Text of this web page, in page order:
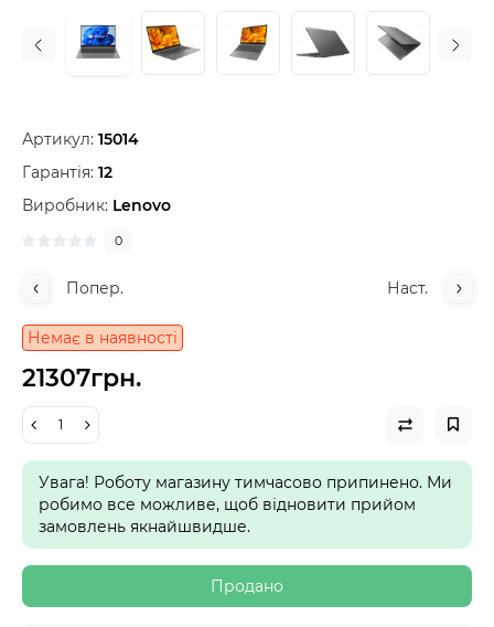
Артикул: 15014
Гарантія: 12
Виробник: Lenovo
0
Попер. Наст.
Немає в наявності
21307грн.
Увага! Роботу магазину тимчасово припинено. Ми
робимо все можливе, щоб відновити прийом
замовлень якнайшвидше.
Продано